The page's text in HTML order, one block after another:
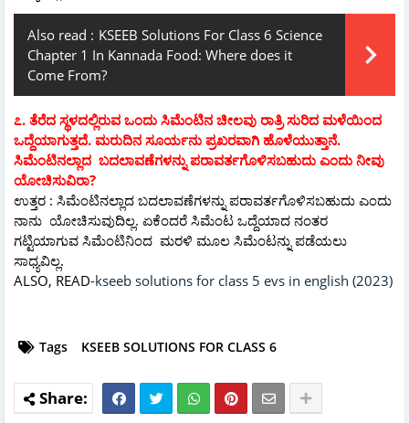
Also read : KSEEB Solutions For Class 6 Science
Chapter 1 In Kannada Food: Where does it
Come From?
೭. ತೆರೆದ ಸ್ಥಳದಲ್ಲಿರುವ ಒಂದು ಸಿಮೆಂಟಿನ ಚೀಲವು ರಾತ್ರಿ ಸುರಿದ ಮಳೆಯಿಂದ
ಒದ್ದೆಯಾಗುತ್ತದೆ. ಮರುದಿನ ಸೂರ್ಯನು ಪ್ರಖರವಾಗಿ ಹೊಳೆಯುತ್ತಾನೆ.
ಸಿಮೆಂಟಿನಲ್ಲಾದ ಬದಲಾವಣೆಗಳನ್ನು ಪರಾವರ್ತಗೊಳಿಸಬಹುದು ಎಂದು ನೀವು
ಯೋಚಿಸುವಿರಾ?
ಉತ್ತರ : ಸಿಮೆಂಟಿನಲ್ಲಾದ ಬದಲಾವಣೆಗಳನ್ನು ಪರಾವರ್ತಗೊಳಿಸಬಹುದು ಎಂದು
ನಾನು ಯೋಚಿಸುವುದಿಲ್ಲ. ಏಕೆಂದರೆ ಸಿಮೆಂಟ ಒದ್ದೆಯಾದ ನಂತರ
ಗಟ್ಟಿಯಾಗುವ ಸಿಮೆಂಟಿನಿಂದ ಮರಳಿ ಮೂಲ ಸಿಮೆಂಟನ್ನು ಪಡೆಯಲು
ಸಾಧ್ಯವಿಲ್ಲ.
ALSO, READ-kseeb solutions for class 5 evs in english (2023)
Tags KSEEB SOLUTIONS FOR CLASS 6